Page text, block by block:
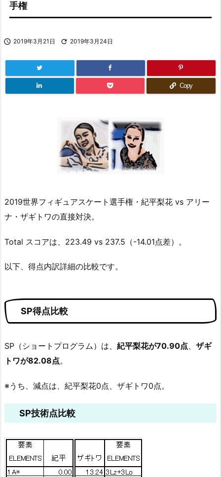
手権
 2019年3月21日  2019年3月24日
Copy
2019世界フィギュアスケート選手権・紀平梨花 vs アリー
ナ・ザギトワの直接対決。
Total スコアは、223.49 vs 237.5（-14.01点差）。
以下、得点内訳詳細の比較です。
SP得点比較
SP（ショートプログラム）は、 紀平梨花が70.90点、 ザギ
トワが82.08点。
※うち、減点は、紀平梨花0点、ザギトワ0点。
SP技術点比較